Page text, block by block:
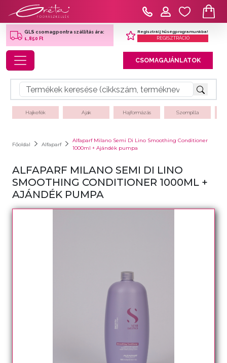
GLS csomagpontra szállítás ára:
1,850 Ft
Regisztrálj hűségprogramunkba!
REGISZTRÁCIÓ
Toggle navigation CSOMAGAJÁNLATOK
Hajkefék Ajak Hajformázás Szempilla
Főoldal Alfaparf
Alfaparf Milano Semi Di Lino Smoothing Conditioner
1000ml + Ajándék pumpa
ALFAPARF MILANO SEMI DI LINO
SMOOTHING CONDITIONER 1000ML +
AJÁNDÉK PUMPA